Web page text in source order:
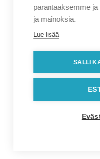
Sähköposti*
Puhelin*
Osoitetiedot
parantaaksemme
ja mainoksia.
Lue lisää
SALLI